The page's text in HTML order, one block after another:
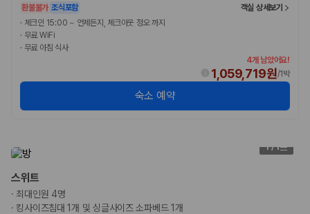
환불불가 조식포함
객실 상세보기
· 체크인 15:00 ~ 언제든지, 체크아웃 정오 까지
· 무료 WiFi
· 무료 아침 식사
4개 남았어요!
1,059,719원/1박
숙소 예약
1/1
스위트
· 최대인원 4명
·킹사이즈침대 1개 및 싱글사이즈 소파베드 1개